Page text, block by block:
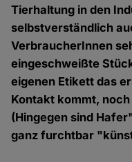
Tierhaltung in den
selbstverständlich
VerbraucherInnen
eingeschweißte
eigenen Etikett das
Kontakt kommt,
(Hingegen sind
ganz furchtbar